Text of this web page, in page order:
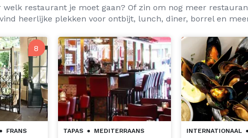
welk restaurant je moet gaan? Of zin om nog meer
heerlijke plekken voor ontbijt, lunch, diner, borrel en
8
● FRANS TAPAS ● MEDITERRAANS INTERNATIONAAL